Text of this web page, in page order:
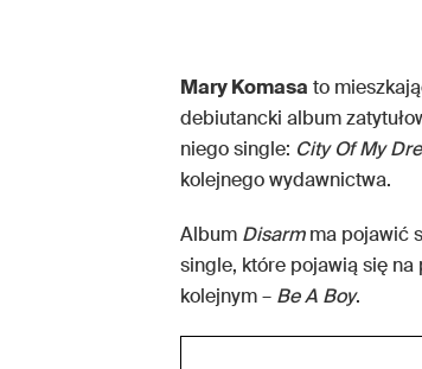
Mary Komasa to
debiutancki album
niego single: City Of My
kolejnego wydawnictwa.
Album Disarmma pojawić
single, które pojawią się na
kolejnym – Be A Boy.